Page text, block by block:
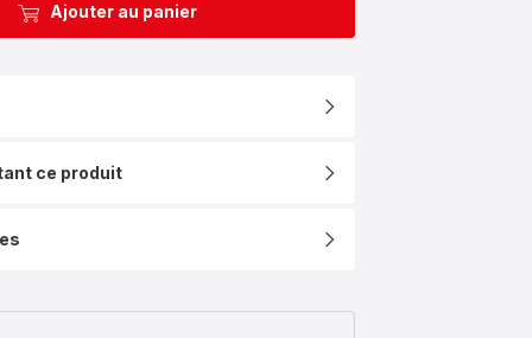
Ajouter au panier
ce produit